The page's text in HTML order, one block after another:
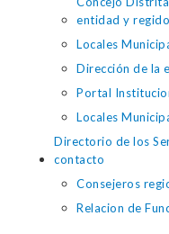
entidad y
Locales
Dirección de la
Portal
Locales
Directorio de los
contacto
Consejeros
Relacion de